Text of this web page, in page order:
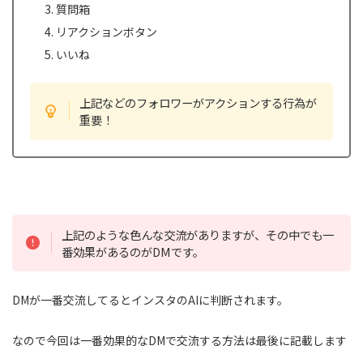
質問箱
リアクションボタン
いいね
上記などのフォロワーがアクションする行為が
重要！
上記のような色んな交流がありますが、その中でも一
番効果があるのがDMです。
DMが一番交流してるとインスタのAIに判断されます。
なので今回は一番効果的なDMで交流する方法は最後に記載します